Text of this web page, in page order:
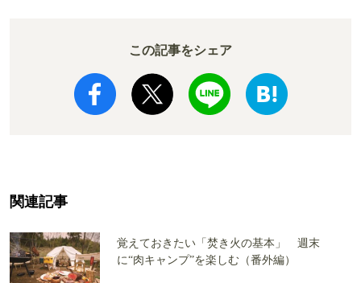
この記事をシェア
関連記事
覚えておきたい「焚き火の基本」 週末
に“肉キャンプ”を楽しむ（番外編）